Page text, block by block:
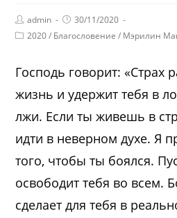
admin
30/11/2020
2020 / Благословение / Мэрилин
Господь говорит: «Страх
жизнь и удержит тебя в
лжи. Если ты живешь в
идти в неверном духе. Я
того, чтобы ты боялся.
освободит тебя во всем.
сделает для тебя в